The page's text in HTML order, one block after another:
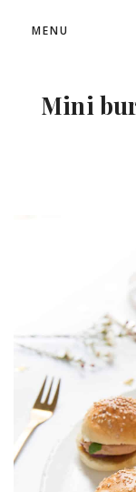
MENU
Mini